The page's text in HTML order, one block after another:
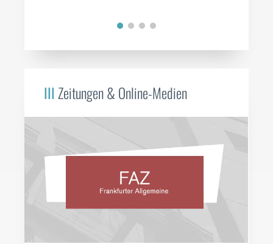
IIIZeitungen & Online-Medien